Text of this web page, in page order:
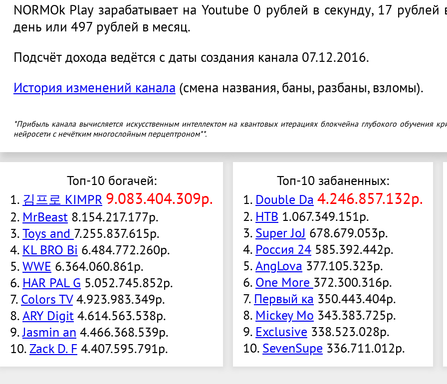
NORMOk Play зарабатывает на Youtube 0 рублей в секунду, 17 рублей
день или 497 рублей в месяц.
Подсчёт дохода ведётся с даты создания канала 07.12.2016.
История изменений канала (смена названия, баны, разбаны, взломы).
*Прибыль канала вычисляется искусственным интеллектом на квантовых итерациях блокчейна глубокого обучения
нейросети с нечётким многослойным перцептроном**.
Топ-10 богачей:
1. 김프로 KIMPR 9.083.404.309р.
2. MrBeast 8.154.217.177р.
3.Toys and 7.255.837.615р.
4. KL BRO Bi 6.484.772.260р.
5.WWE 6.364.060.861р.
6. HAR PAL G 5.052.745.852р.
7. Colors TV 4.923.983.349р.
8.ARY Digit 4.614.563.538р.
9.Jasmin an 4.466.368.539р.
10. Zack D. F 4.407.595.791р.
Топ-10 забаненных:
1. Double Da 4.246.857.132р.
2. НТВ 1.067.349.151р.
3. Super JoJ 678.679.053р.
4. Россия 24 585.392.442р.
5.AngLova 377.105.323р.
6. One More 372.300.316р.
7. Первый ка 350.443.404р.
8. Mickey Mo 343.383.725р.
9. Exclusive 338.523.028р.
10. SevenSupe 336.711.012р.